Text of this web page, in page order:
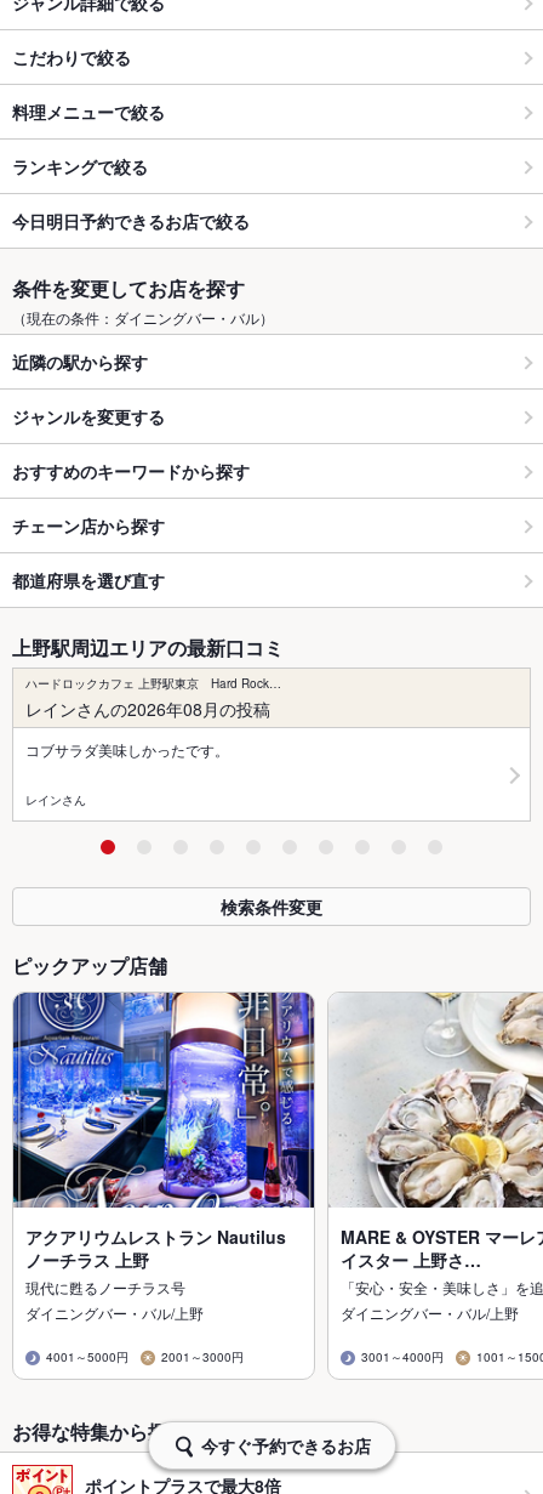
こだわりで絞る
料理メニューで絞る
ランキングで絞る
今日明日予約できるお店で絞る
条件を変更してお店を探す
（現在の条件：ダイニングバー・バル）
近隣の駅から探す
ジャンルを変更する
おすすめのキーワードから探す
チェーン店から探す
都道府県を選び直す
上野駅周辺エリアの最新口コミ
ハードロックカフェ 上野駅東京 Hard Rock…
レインさんの2026年08月の投稿
コブサラダ美味しかったです。
レインさん
検索条件変更
ピックアップ店舗
アクアリウムレストラン Nautilus
ノーチラス 上野
現代に甦るノーチラス号
ダイニングバー・バル/上野
4001～5000円 2001～3000円
MARE & OYSTER マーレ
イスター 上野さ…
「安心・安全・美味しさ」を
ダイニングバー・バル/上野
3001～4000円 1001～
お得な特集から探す・予約する
ポイントプラスで最大8倍
今すぐ予約できるお店